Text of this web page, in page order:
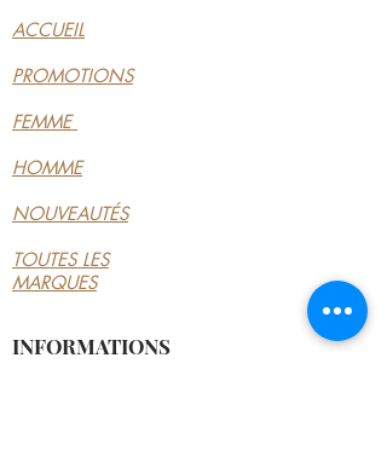
ACCUEIL
PROMOTIONS
FEMME
HOMME
NOUVEAUTÉS
TOUTES LES
MARQUES
INFORMATIONS